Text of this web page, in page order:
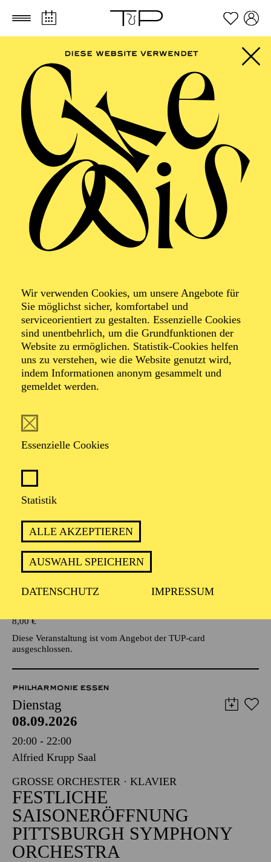
Zum Hauptinhalt springen Zum Footer springen
Wir verwenden Cookies, um unsere Angebote für
Sie möglichst sicher, komfortabel und
serviceorientiert zu gestalten. Essenzielle Cookies
sind unentbehrlich, um die Grundfunktionen der
Website zu ermöglichen. Statistik-Cookies helfen
uns zu verstehen, wie die Website genutzt wird,
indem Informationen anonym gesammelt und
gemeldet werden.
Essenzielle Cookies
Statistik
ALLE AKZEPTIEREN
AUSWAHL SPEICHERN
DATENSCHUTZ IMPRESSUM
FILTER
SEPTEMBER 2026
PHILHARMONIE ESSEN
Freitag
04.09.2026
20:00 - 23:00
Alfried Krupp Saal
Veranstalter: Theater-, Konzert- u. Gastspieldirektion OTTO
HOFNER GMBH
TICKETS
55,20 52,70€
Die Veranstaltung ist vom Angebot der TUPcard ausgeschlossen.
Samstag
05.09.2026
Grillo-Theater
BLICK AUF DEN IRAN –
STIMMEN ZUR AKTUELLEN
LAGE
Veranstalter: Eine Kooperationsveranstaltung mit der Stadt
Essen
8,00€
Diese Veranstaltung ist vom Angebot der TUP-card
ausgeschlossen.
PHILHARMONIE ESSEN
Dienstag
08.09.2026
20:00 - 22:00
Alfried Krupp Saal
GROSSE ORCHESTER · KLAVIER
FESTLICHE
SAISONERÖFFNUNG
PITTSBURGH SYMPHONY
ORCHESTRA